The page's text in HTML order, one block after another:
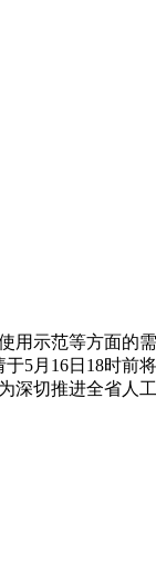
示范等方面的
5月16日18时前
切推进全省人工